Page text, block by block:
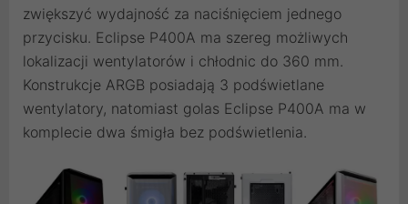
zwiększyć wydajność za naciśnięciem jednego
przycisku. Eclipse P400A ma szereg możliwych
lokalizacji wentylatorów i chłodnic do 360 mm.
Konstrukcje ARGB posiadają 3 podświetlane
wentylatory, natomiast golas Eclipse P400A ma w
komplecie dwa śmigła bez podświetlenia.